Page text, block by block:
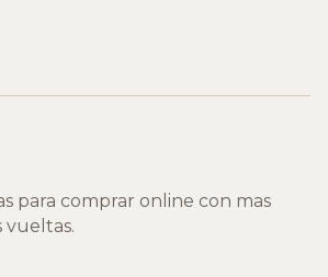
para comprar online con mas
vueltas.